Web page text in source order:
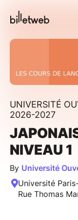
UNIVERSITÉ
2026-2027
NIVEAU 1
By Université
Université
Rue Thomas